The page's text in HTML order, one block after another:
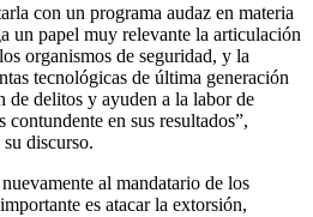
con un programa audaz en materia
un papel muy relevante la articulación
organismos de seguridad, y la
tecnológicas de última generación
de delitos y ayuden a la labor de
contundente en sus resultados”,
discurso.
al mandatario de los
es atacar la extorsión,